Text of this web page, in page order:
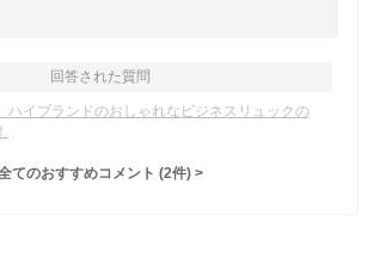
回答された質問
ハイブランドのおしゃれなビジネスリュックの
てのおすすめコメント (2件) >